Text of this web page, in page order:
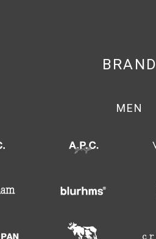
BRAND
MEN